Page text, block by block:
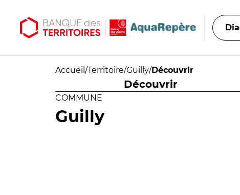
Accueil /Territoire/Guilly/Découvrir
Découvrir
COMMUNE
Guilly